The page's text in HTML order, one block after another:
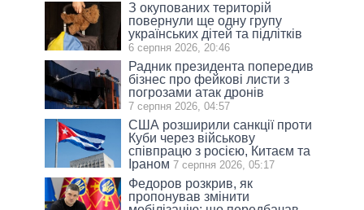
З окупованих територій
повернули ще одну групу
українських дітей та підлітків
6 серпня 2026, 20:46
Радник президента попередив
бізнес про фейкові листи з
погрозами атак дронів
7 серпня 2026, 04:57
США розширили санкції проти
Куби через військову
співпрацю з росією, Китаєм та
Іраном 7 серпня 2026, 05:17
Федоров розкрив, як
пропонував змінити